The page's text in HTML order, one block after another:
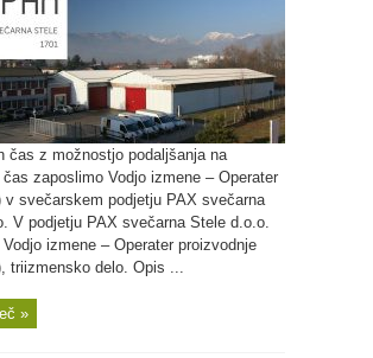
čas z možnostjo podaljšanja na
zaposlimo Vodjo izmene – Operater
v svečarskem podjetju PAX svečarna
V podjetju PAX svečarna Stele d.o.o.
izmene – Operater proizvodnje
triizmensko delo. Opis ...
»